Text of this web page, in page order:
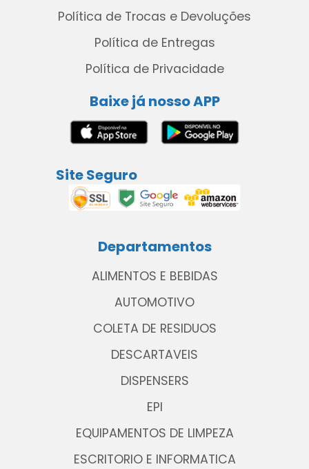
Política de Trocas e Devoluções
Política de Entregas
Política de Privacidade
Baixe já nosso APP
Site Seguro
Departamentos
ALIMENTOS E BEBIDAS
AUTOMOTIVO
COLETA DE RESIDUOS
DESCARTAVEIS
DISPENSERS
EPI
EQUIPAMENTOS DE LIMPEZA
ESCRITORIO E INFORMATICA